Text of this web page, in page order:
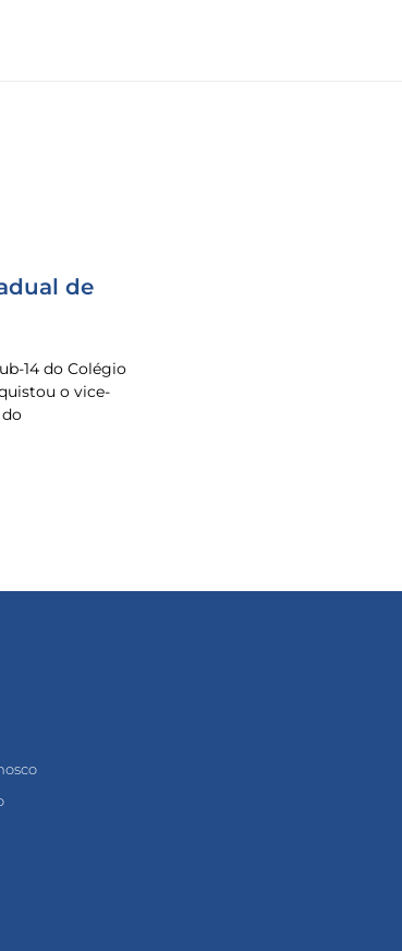
de
14 do Colégio
o vice-